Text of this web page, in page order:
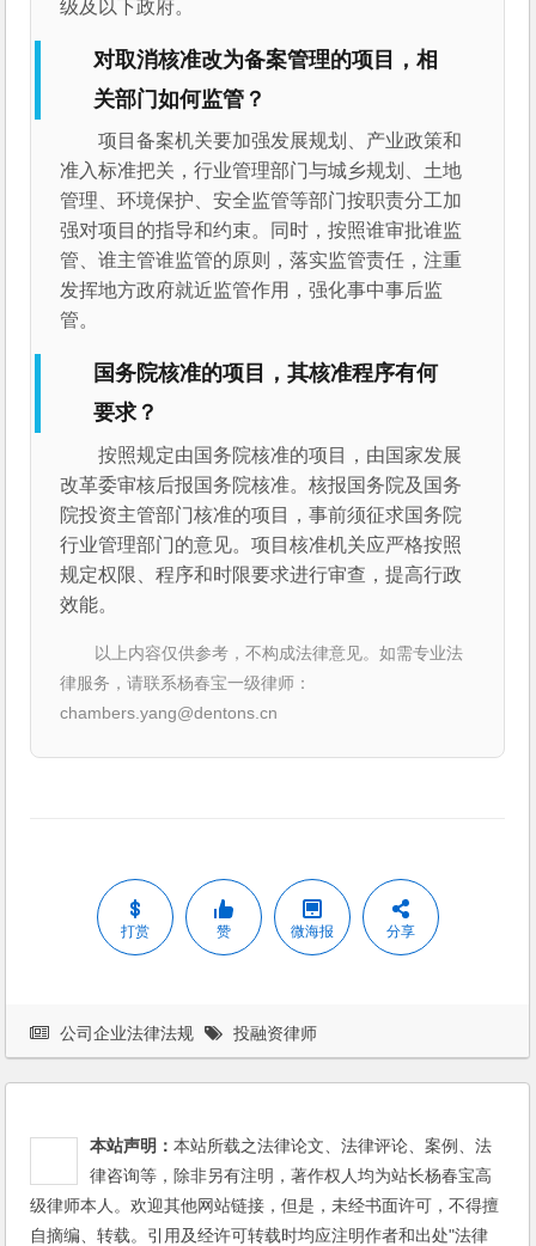
级及以下政府。
对取消核准改为备案管理的项目，相
关部门如何监管？
项目备案机关要加强发展规划、产业政策和
准入标准把关，行业管理部门与城乡规划、土地
管理、环境保护、安全监管等部门按职责分工加
强对项目的指导和约束。同时，按照谁审批谁监
管、谁主管谁监管的原则，落实监管责任，注重
发挥地方政府就近监管作用，强化事中事后监
管。
国务院核准的项目，其核准程序有何
要求？
按照规定由国务院核准的项目，由国家发展
改革委审核后报国务院核准。核报国务院及国务
院投资主管部门核准的项目，事前须征求国务院
行业管理部门的意见。项目核准机关应严格按照
规定权限、程序和时限要求进行审查，提高行政
效能。
以上内容仅供参考，不构成法律意见。如需专业法
律服务，请联系杨春宝一级律师：
chambers.yang@dentons.cn
打赏 赞 微海报 分享
公司企业法律法规 投融资律师
本站声明：本站所载之法律论文、法律评论、案例、法
律咨询等，除非另有注明，著作权人均为站长杨春宝高
级律师本人。欢迎其他网站链接，但是，未经书面许可，不得擅
自摘编、转载。引用及经许可转载时均应注明作者和出处"法律